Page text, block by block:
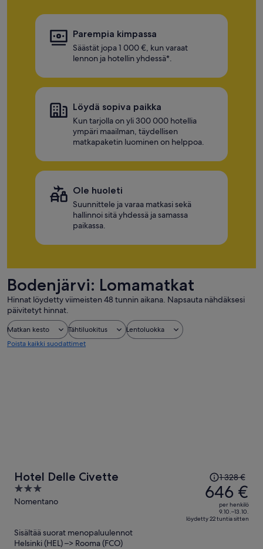
Parempia kimpassa
Säästät jopa 1 000 €, kun varaat
lennon ja hotellin yhdessä*.
Löydä sopiva paikka
Kun tarjolla on yli 300 000 hotellia
ympäri maailman, täydellisen
matkapaketin luominen on helppoa.
Ole huoleti
Suunnittele ja varaa matkasi sekä
hallinnoi sitä yhdessä ja samassa
paikassa.
Bodenjärvi: Lomamatkat
Hinnat löydetty viimeisten 48 tunnin aikana. Napsauta nähdäksesi
päivitetyt hinnat.
Matkan kesto Tähtiluokitus
Lentoluokka
Poista kaikki suodattimet
Hotel Delle Civette
3
out
Nomentano
Hinta
oli
1 328 €,
hinta
on
1 328 €
646 €
per henkilö
9.10.–13.10.
löydetty 22 tuntia sitten
Sisältää suorat menopaluulennot
Helsinki (HEL) –> Rooma (FCO)